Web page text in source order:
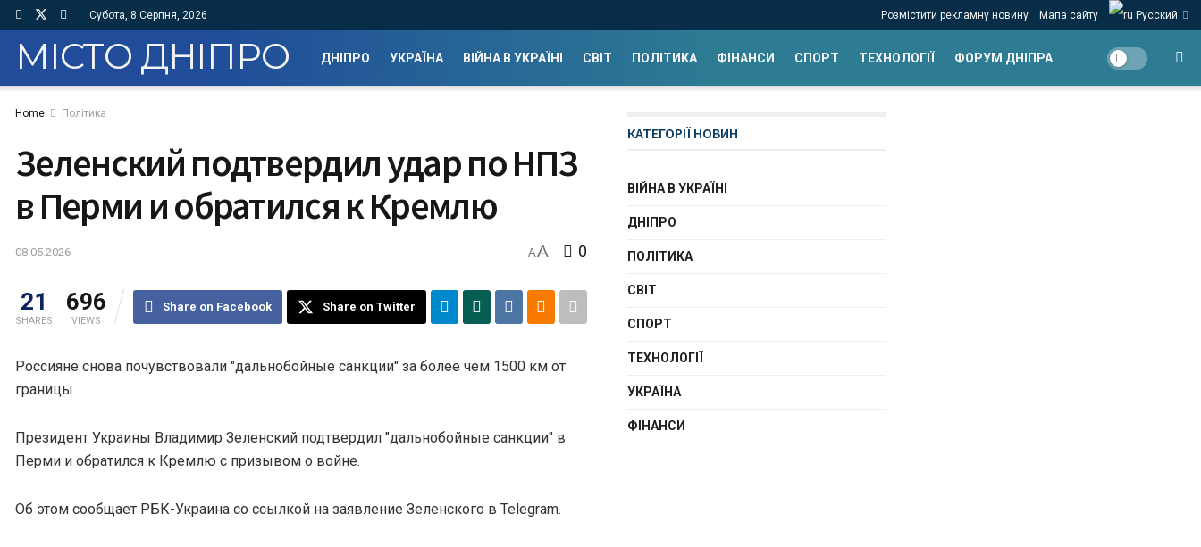
Субота, 8 Серпня, 2026 Розмістити рекламну новину Мапа сайту Русский
МІСТО ДНІПРО ДНІПРО УКРАЇНА ВІЙНА В УКРАЇНІ СВІТ ПОЛІТИКА ФІНАНСИ СПОРТ ТЕХНОЛОГІЇ ФОРУМ ДНІПРА
Home Політика
Зеленский подтвердил удар по НПЗ
в Перми и обратился к Кремлю
08.05.2026 AA 0
21
SHARES
696
VIEWS
Share on Facebook Share on Twitter
Россияне снова почувствовали "дальнобойные санкции" за более чем 1500 км от
границы
Президент Украины Владимир Зеленский подтвердил "дальнобойные санкции" в
Перми и обратился к Кремлю с призывом о войне.
Об этом сообщает РБК-Украина со ссылкой на заявление Зеленского в Telegram.
КАТЕГОРІЇ НОВИН
ВІЙНА В УКРАЇНІ
ДНІПРО
ПОЛІТИКА
СВІТ
СПОРТ
ТЕХНОЛОГІЇ
УКРАЇНА
ФІНАНСИ